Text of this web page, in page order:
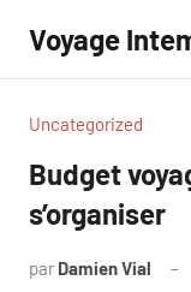
contenu
Voyage
Uncategorized
Budget
s’organiser
par Damien Vial